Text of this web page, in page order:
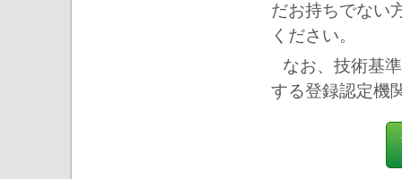
だお持ちでない
ください。
なお、技術基
する登録認定機